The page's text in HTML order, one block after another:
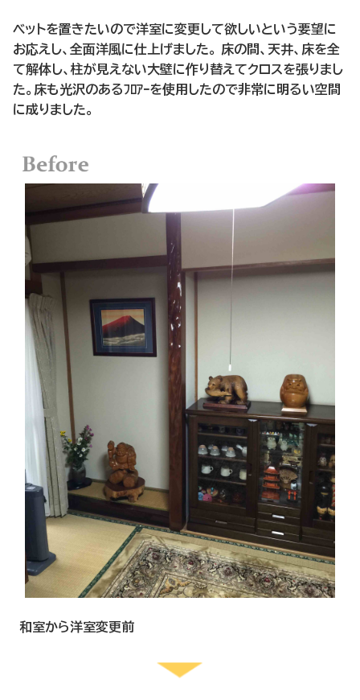
ベットを置きたいので洋室に変更して欲しいという要望に
お応えし、全面洋風に仕上げました。 床の間、天井、床を全
て解体し、柱が見えない大壁に作り替えてクロスを張りまし
た。床も光沢のあるﾌﾛｱｰを使用したので非常に明るい空間
に成りました。
和室から洋室変更前